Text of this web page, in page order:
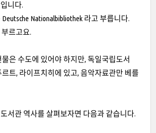
니다.
Nationalbibliothek 라고 부릅니다.
르고요.
은 수도에 있어야 하지만, 독일국립도서
트, 라이프치히에 있고, 음악자료관만 베를
서관 역사를 살펴보자면 다음과 같습니다.